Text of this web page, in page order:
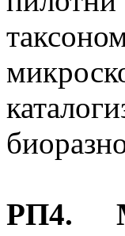
РП4.